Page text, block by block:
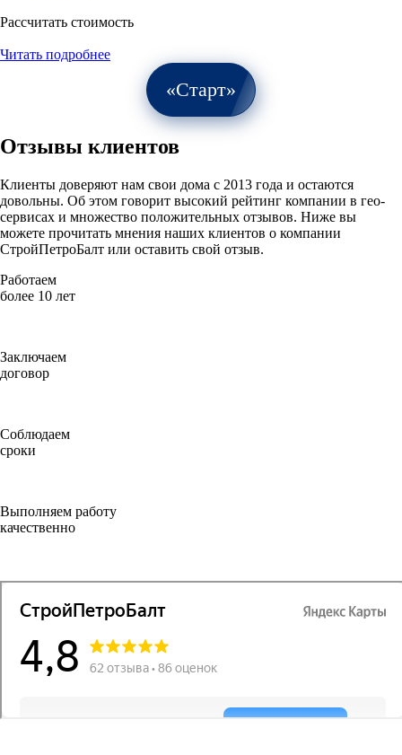
Рассчитать стоимость
Читать подробнее
«Старт»
Отзывы клиентов
Клиенты доверяют нам свои дома с 2013 года и остаются
довольны. Об этом говорит высокий рейтинг компании в гео-
сервисах и множество положительных отзывов. Ниже вы
можете прочитать мнения наших клиентов о компании
СтройПетроБалт или оставить свой отзыв.
Работаем
более 10 лет
Заключаем
договор
Соблюдаем
сроки
Выполняем работу
качественно